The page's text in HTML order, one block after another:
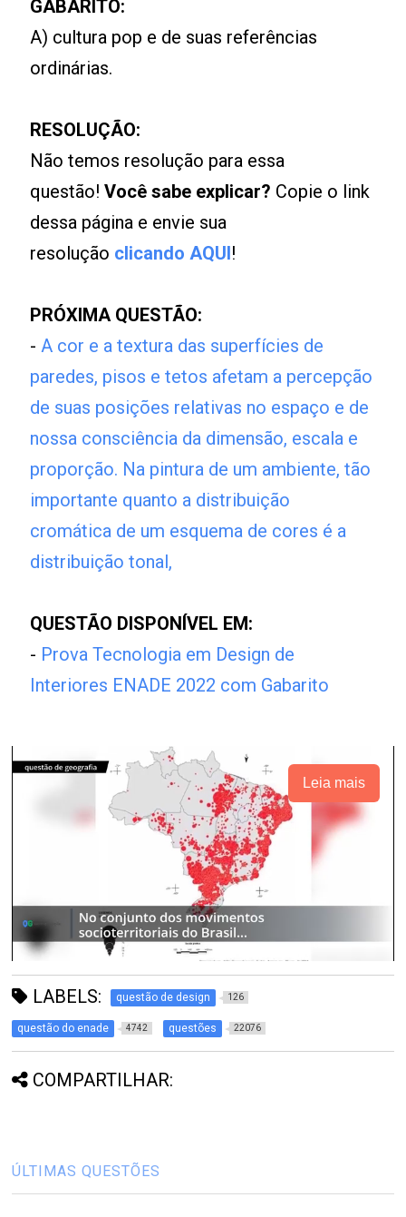
GABARITO:
A) cultura pop e de suas referências
ordinárias.
RESOLUÇÃO:
Não temos resolução para essa
questão!Você sabe explicar? Copie o link
dessa página e envie sua
resolução clicando AQUI!
PRÓXIMA QUESTÃO:
-A cor e a textura das superfícies de
paredes, pisos e tetos afetam a percepção
de suas posições relativas no espaço e de
nossa consciência da dimensão, escala e
proporção. Na pintura de um ambiente, tão
importante quanto a distribuição
cromática de um esquema de cores é a
distribuição tonal,
QUESTÃO DISPONÍVEL EM:
- Prova Tecnologia em Design de
Interiores ENADE 2022 com Gabarito
Leia mais
LABELS: questão de design 126
questão do enade 4742 questões 22076
COMPARTILHAR:
ÚLTIMAS QUESTÕES